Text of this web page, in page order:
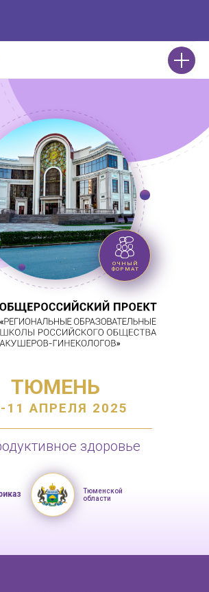
ТЮМЕНЬ
11 АПРЕЛЯ 2025
Тюменской
области
ОЧНЫЙ
ФОРМАТ
здоровье